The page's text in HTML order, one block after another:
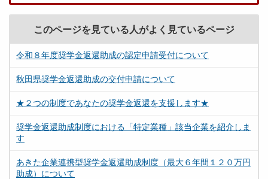
このページを見ている人がよく見ているページ
令和８年度奨学金返還助成の認定申請受付について
秋田県奨学金返還助成の交付申請について
★２つの制度であなたの奨学金返還を支援します★
奨学金返還助成制度における「特定業種」該当企業を紹介しま
す
あきた企業連携型奨学金返還助成制度（最大６年間１２０万円
助成）について